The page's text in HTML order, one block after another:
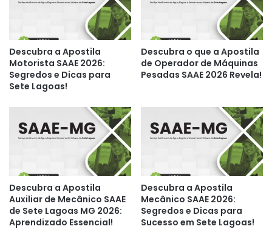
Descubra a Apostila
Motorista SAAE 2026:
Segredos e Dicas para
Sete Lagoas!
Descubra o que a Apostila
de Operador de Máquinas
Pesadas SAAE 2026 Revela!
Descubra a Apostila
Auxiliar de Mecânico SAAE
de Sete Lagoas MG 2026:
Aprendizado Essencial!
Descubra a Apostila
Mecânico SAAE 2026:
Segredos e Dicas para
Sucesso em Sete Lagoas!